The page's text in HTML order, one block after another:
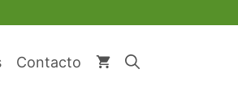
Contacto